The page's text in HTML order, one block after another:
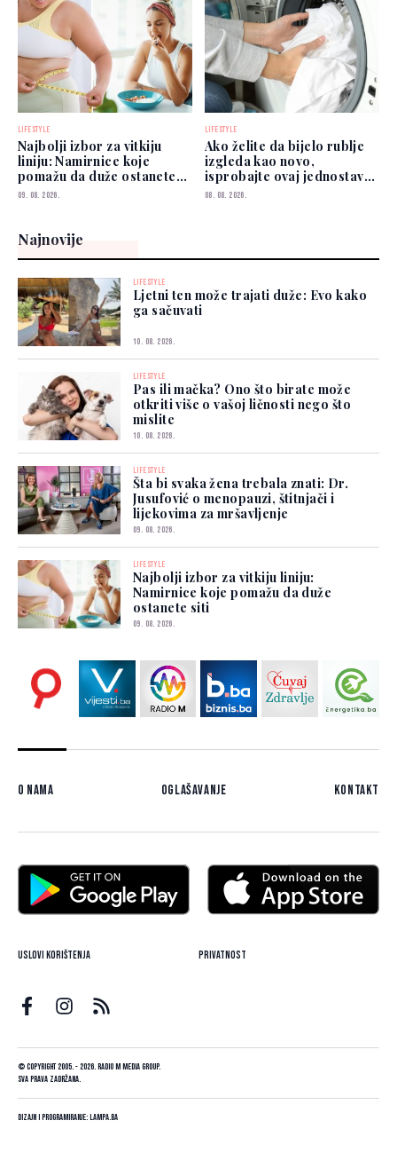
LIFESTYLE
Najbolji izbor za vitkiju
liniju: Namirnice koje
pomažu da duže ostanete
siti
09. 08. 2026.
LIFESTYLE
Ako želite da bijelo rublje
izgleda kao novo,
isprobajte ovaj jednostavan
savjet
08. 08. 2026.
Najnovije
LIFESTYLE
Ljetni ten može trajati duže: Evo kako
ga sačuvati
10. 08. 2026.
LIFESTYLE
Pas ili mačka? Ono što birate može
otkriti više o vašoj ličnosti nego što
mislite
10. 08. 2026.
LIFESTYLE
Šta bi svaka žena trebala znati: Dr.
Jusufović o menopauzi, štitnjači i
lijekovima za mršavljenje
09. 08. 2026.
LIFESTYLE
Najbolji izbor za vitkiju liniju:
Namirnice koje pomažu da duže
ostanete siti
09. 08. 2026.
O nama Oglašavanje Kontakt
Uslovi korištenja Privatnost
© Copyright 2005. - 2026. Radio M Media Group.
Sva prava zadržana.
Dizajn i programiranje: Lampa.ba